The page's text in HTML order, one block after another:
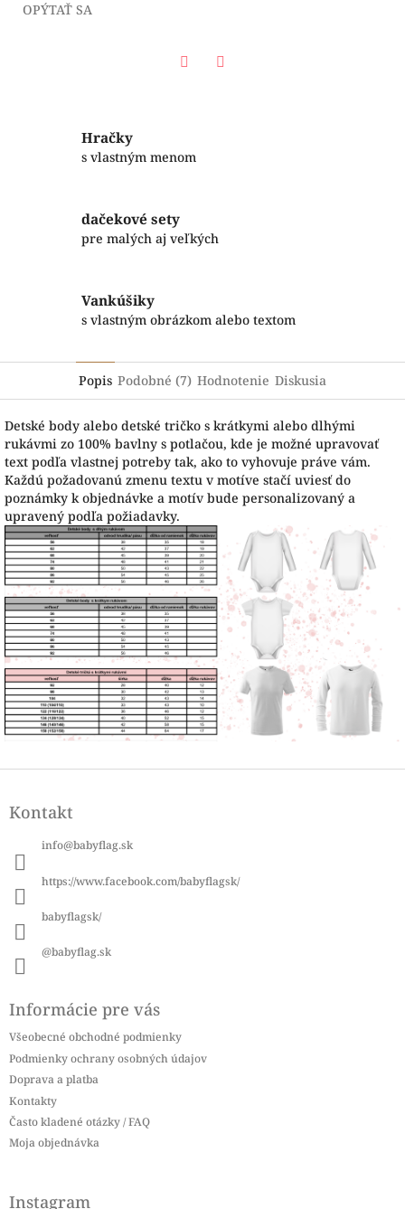
OPÝTAŤ SA
Hračky
s vlastným menom
dačekové sety
pre malých aj veľkých
Vankúšiky
s vlastným obrázkom alebo textom
Popis Podobné (7) Hodnotenie Diskusia
Detské body alebo detské tričko s krátkymi alebo dlhými
rukávmi zo 100% bavlny s potlačou, kde je možné upravovať
text podľa vlastnej potreby tak, ako to vyhovuje práve vám.
Každú požadovanú zmenu textu v motíve stačí uviesť do
poznámky k objednávke a motív bude personalizovaný a
upravený podľa požiadavky.
pKontakt
info@babyflag.sk
https://www.facebook.com/babyflagsk/
babyflagsk/
@babyflag.sk
Informácie pre vás
Všeobecné obchodné podmienky
Podmienky ochrany osobných údajov
Doprava a platba
Kontakty
Často kladené otázky / FAQ
Moja objednávka
Instagram